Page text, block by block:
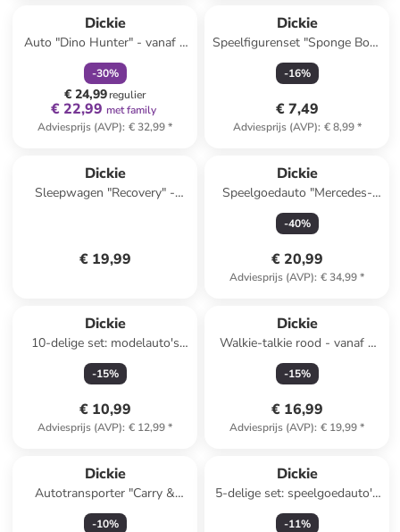
Dickie
Auto "Dino Hunter" - vanaf 3
jaar
-30%
€ 24,99regulier
€ 22,99 met family
Adviesprijs (AVP): € 32,99*
Dickie
Speelfigurenset "Sponge Bob"
- vanaf 3 jaar
-16%
€ 7,49
Adviesprijs (AVP): € 8,99*
Dickie
Sleepwagen "Recovery" -
€ 19,99
Dickie
Speelgoedauto "Mercedes-
AMG E43" - vanaf 3 jaar
-40%
€ 20,99
Adviesprijs (AVP): € 34,99*
Dickie
10-delige set: modelauto's
"Vehicles" - vanaf 3 jaar
-15%
€ 10,99
Adviesprijs (AVP): € 12,99*
Dickie
Walkie-talkie rood - vanaf 4
jaar
-15%
€ 16,99
Adviesprijs (AVP): € 19,99*
Dickie
Autotransporter "Carry &
Store" met accessoires - vanaf
-10%
Dickie
5-delige set: speelgoedauto's
"Claas Farm" groen - vanaf 3
-11%